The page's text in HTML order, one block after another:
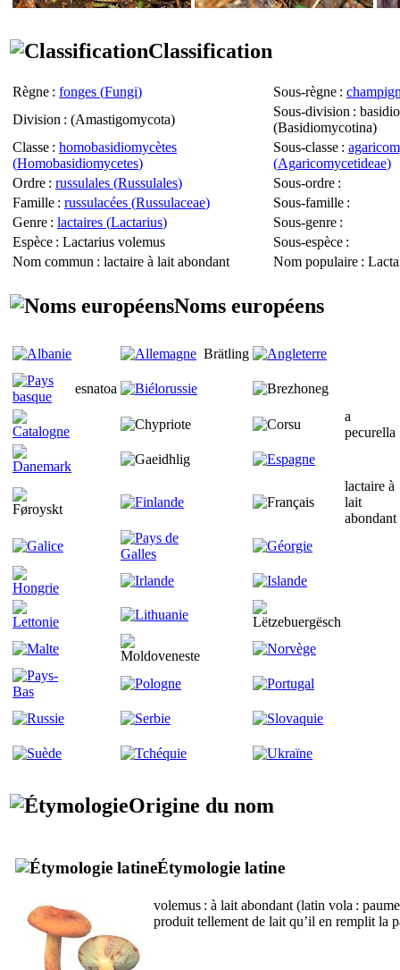
Classification
Règne : fonges (Fungi) Sous-règne :
Division : (Amastigomycota)
Sous-division :
(Basidiomycotina)
Classe : homobasidiomycètes
(Homobasidiomycetes)
Sous-classe :
(Agaricomycetideae)
Ordre : russulales (Russulales) Sous-ordre :
Famille : russulacées (Russulaceae) Sous-famille :
Genre : lactaires (Lactarius) Sous-genre :
Espèce : Lactarius volemus Sous-espèce :
Nom commun : lactaire à lait abondant Nom populaire :
Noms européens
Brätling
esnatoa
a
pecurella
lactaire à
lait
abondant
Origine du nom
Étymologie latine
volemus : à lait abondant (latin vola :
produit tellement de lait qu’il en remplit la